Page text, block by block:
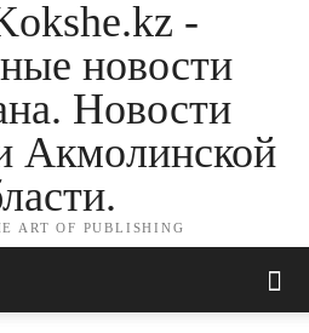
-
новости
Новости
Акмолинской
ART OF PUBLISHING